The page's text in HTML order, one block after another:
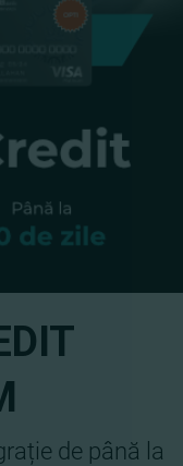
de până la